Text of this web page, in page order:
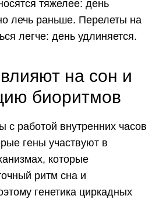
тяжелее: день
лечь раньше. Перелеты на
легче: день удлиняется.
на сон и
биоритмов
с работой внутренних часов
гены участвуют в
которые
ритм сна и
генетика циркадных